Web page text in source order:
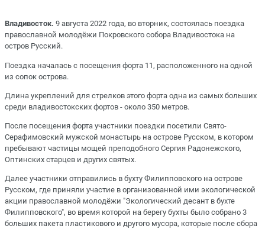
Владивосток. 9 августа 2022 года, во вторник, состоялась поездка
православной молодёжи Покровского собора Владивостока на
остров Русский.
Поездка началась с посещения форта 11, расположенного на одной
из сопок острова.
Длина укреплений для стрелков этого форта одна из самых больших
среди владивостокских фортов - около 350 метров.
После посещения форта участники поездки посетили Свято-
Серафимовский мужской монастырь на острове Русском, в котором
пребывают частицы мощей преподобного Сергия Радонежского,
Оптинских старцев и других святых.
Далее участники отправились в бухту Филипповского на острове
Русском, где приняли участие в организованной ими экологической
акции православной молодёжи "Экологический десант в бухте
Филипповского", во время которой на берегу бухты было собрано 3
больших пакета пластикового и другого мусора, которые после сбора